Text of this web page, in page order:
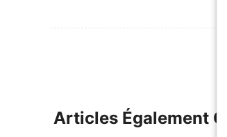
Articles Également